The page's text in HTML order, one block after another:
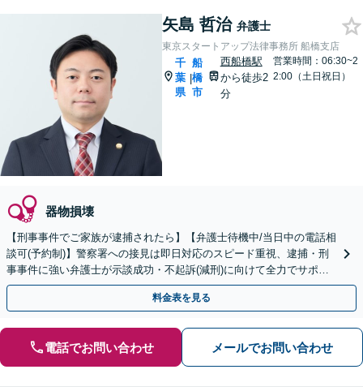
矢島 哲治 弁護士
東京スタートアップ法律事務所 船橋支店
千
葉
県
|
船
橋
市
西船橋駅
から徒歩2
分
営業時間：06:30~2
2:00（土日祝日）
器物損壊
【刑事事件でご家族が逮捕されたら】【弁護士待機中/当日中の電話相
談可(予約制)】警察署への接見は即日対応のスピード重視、逮捕・刑
事事件に強い弁護士が示談成功・不起訴(減刑)に向けて全力でサポー
トします。【加害者側の相談専門】
料金表を見る
電話でお問い合わせ メールでお問い合わせ